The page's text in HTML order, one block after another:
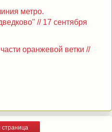
метро.
// 17 сентября
оранжевой ветки //
страница